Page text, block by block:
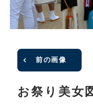
前の画像
お祭り美女